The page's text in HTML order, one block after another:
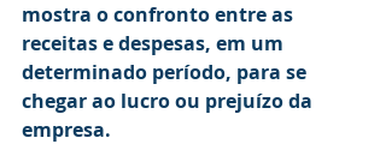
mostra o confronto entre as
receitas e despesas, em um
determinado período, para se
chegar ao lucro ou prejuízo da
empresa.